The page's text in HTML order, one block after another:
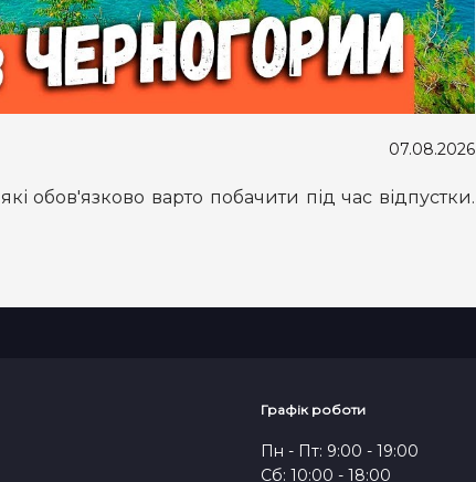
07.08.2026
обов'язково варто побачити під час відпустки.
Графік роботи
Пн - Пт: 9:00 - 19:00
Сб: 10:00 - 18:00